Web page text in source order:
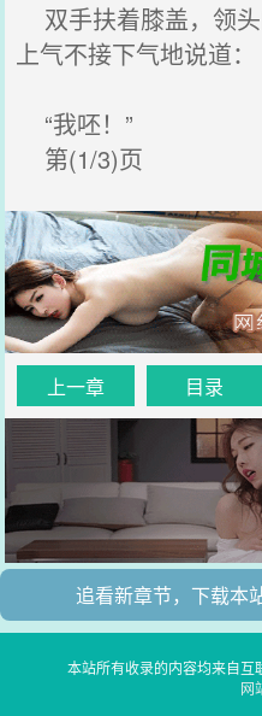
双手扶着膝盖，领头
上气不接下气地说道：
“我呸！”
第(1/3)页
上一章 目录
追看新章节，下载本
本站所有收录的内容均来自互
网